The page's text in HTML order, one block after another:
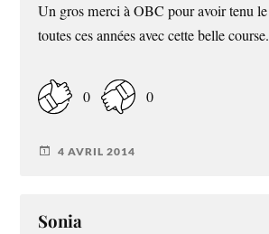
Un gros merci à OBC pour avoir tenu
toutes ces années avec cette belle course.
0 0
4 AVRIL 2014
Sonia